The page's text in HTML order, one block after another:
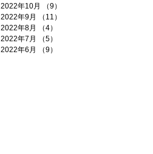
2022年10月
（9）
2022年9月
（11）
2022年8月
（4）
2022年7月
（5）
2022年6月
（9）